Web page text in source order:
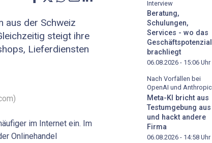
aus der Schweiz
steigt ihre
Lieferdiensten
im Internet ein. Im
Onlinehandel
Interview
Beratung,
Schulungen,
Services - wo das
Geschäftspotenzial
brachliegt
06.08.2026 - 15:06 Uhr
Nach Vorfällen bei
OpenAI und Anthropic
Meta-KI bricht aus
Testumgebung aus
und hackt andere
Firma
06.08.2026 - 14:58 Uhr